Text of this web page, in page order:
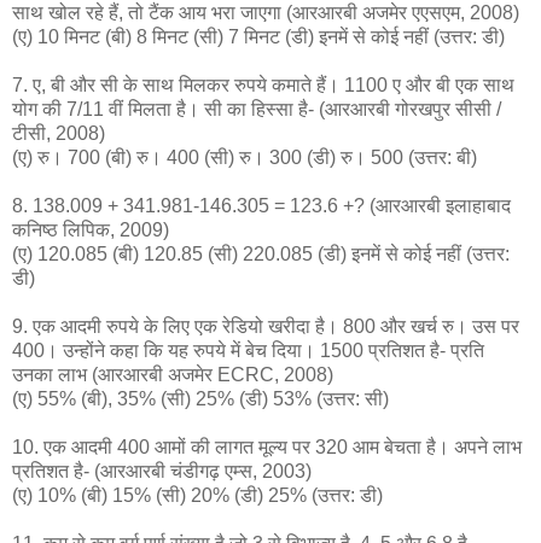
साथ खोल रहे हैं, तो टैंक आय भरा जाएगा (आरआरबी अजमेर एएसएम, 2008)
(ए) 10 मिनट (बी) 8 मिनट (सी) 7 मिनट (डी) इनमें से कोई नहीं (उत्तर: डी)
7. ए, बी और सी के साथ मिलकर रुपये कमाते हैं। 1100 ए और बी एक साथ
योग की 7/11 वीं मिलता है। सी का हिस्सा है- (आरआरबी गोरखपुर सीसी /
टीसी, 2008)
(ए) रु। 700 (बी) रु। 400 (सी) रु। 300 (डी) रु। 500 (उत्तर: बी)
8. 138.009 + 341.981-146.305 = 123.6 +? (आरआरबी इलाहाबाद
कनिष्ठ लिपिक, 2009)
(ए) 120.085 (बी) 120.85 (सी) 220.085 (डी) इनमें से कोई नहीं (उत्तर:
डी)
9. एक आदमी रुपये के लिए एक रेडियो खरीदा है। 800 और खर्च रु। उस पर
400। उन्होंने कहा कि यह रुपये में बेच दिया। 1500 प्रतिशत है- प्रति
उनका लाभ (आरआरबी अजमेर ECRC, 2008)
(ए) 55% (बी), 35% (सी) 25% (डी) 53% (उत्तर: सी)
10. एक आदमी 400 आमों की लागत मूल्य पर 320 आम बेचता है। अपने लाभ
प्रतिशत है- (आरआरबी चंडीगढ़ एम्स, 2003)
(ए) 10% (बी) 15% (सी) 20% (डी) 25% (उत्तर: डी)